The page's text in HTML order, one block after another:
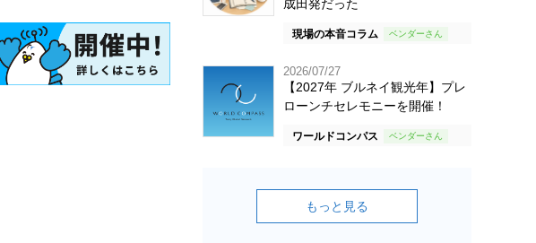
成田発だった
現場の本音コラム
2026/07/27
【2027年 ブルネイ観光年】プレ
ローンチセレモニーを開催！
ワールドコンパス
もっと見る